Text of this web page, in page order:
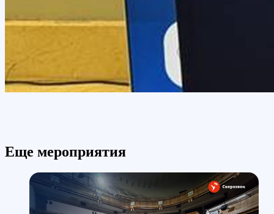
Еще мероприятия